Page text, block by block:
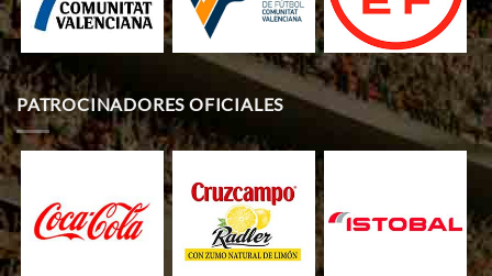
PATROCINADORES OFICIALES